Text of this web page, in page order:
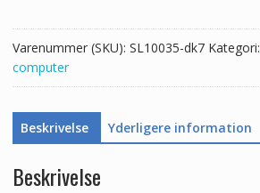
antal
Varenummer (SKU): SL10035-dk7 Kategori:
computer
Beskrivelse Yderligere information
Beskrivelse